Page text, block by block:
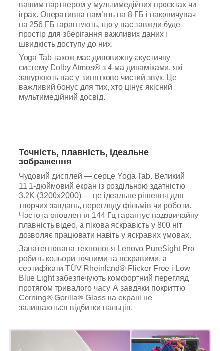
вашим партнером у мультимедійних проєктах чи
іграх. Оперативна пам’ять на 8 ГБ і накопичувач
на 256 ГБ гарантують, що у вас завжди буде
простір для зберігання важливих даних і
швидкість доступу до них.
Yoga Tab також має дивовижну акустичну
систему Dolby Atmos® з 4-ма динаміками, які
занурюють вас у винятково чистий звук. Це
важливий бонус для тих, хто цінує якісний
мультимедійний досвід.
Точність, плавність, ідеальне
зображення
Чудовий дисплей — серце Yoga Tab. Великий
11,1-дюймовий екран із роздільною здатністю
3.2K (3200x2000) — це ідеальне рішення для
творчих завдань, перегляду фільмів чи роботи.
Частота оновлення 144 Гц гарантує надзвичайну
плавність відео, а пікова яскравість у 800 ніт
дозволяє працювати навіть у яскравих умовах.
Запатентована технологія Lenovo PureSight Pro
робить кольори точними та яскравими, а
сертифікати TÜV Rheinland® Flicker Free і Low
Blue Light забезпечують комфортний перегляд
протягом тривалого часу. А завдяки покриттю
Corning® Gorilla® Glass на екрані не
залишаються відбитки пальців.